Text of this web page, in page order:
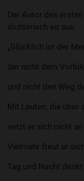
Der Autor des
dichterisch so aus:
„Glücklich ist der
der nicht dem
und nicht den Weg
Mit Leuten, die über
setzt er sich nicht an
Vielmehr freut er
Tag und Nacht